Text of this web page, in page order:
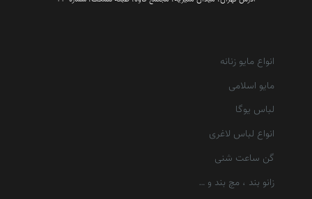
انواع مایو زنانه
مایو اسلامی
لباس یوگا
انواع لباس لاغری
گن ساعت شنی
زانو بند ، مچ بند و …